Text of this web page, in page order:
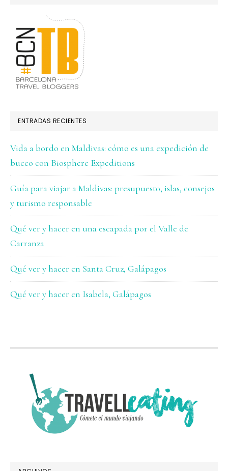
ENTRADAS RECIENTES
Vida a bordo en Maldivas: cómo es una expedición de
buceo con Biosphere Expeditions
Guía para viajar a Maldivas: presupuesto, islas, consejos
y turismo responsable
Qué ver y hacer en una escapada por el Valle de
Carranza
Qué ver y hacer en Santa Cruz, Galápagos
Qué ver y hacer en Isabela, Galápagos
FOOTER